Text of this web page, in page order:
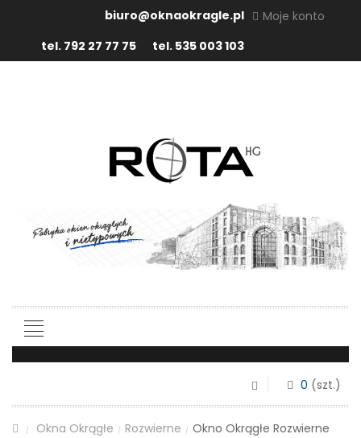
Moje konto
biuro@oknaokragle.pl
tel. 535 003 103
tel. 792 27 77 75
0 (szt.)
/ Okna Okrągłe / Rozwierne / Okno Okrągłe Rozwierne